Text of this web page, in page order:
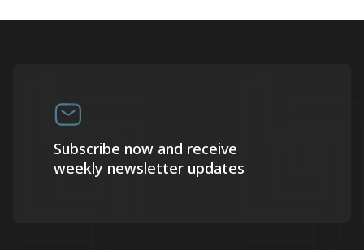
Subscribe now and receive
weekly newsletter updates